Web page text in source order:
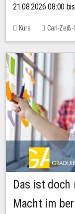
21.08.2026 08:00
Kurs Carl-Zeiß-
10,00 EUR
Das ist
Macht im